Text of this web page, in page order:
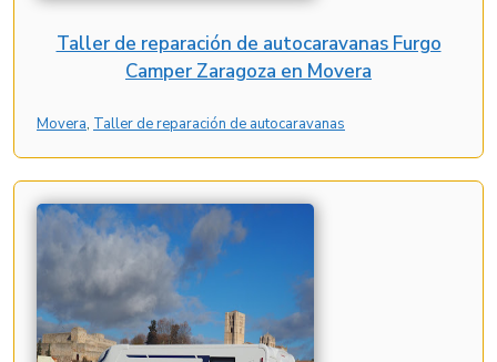
Taller de reparación de autocaravanas Furgo
Camper Zaragoza en Movera
Movera, Taller de reparación de autocaravanas